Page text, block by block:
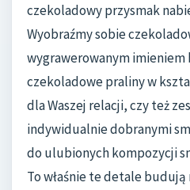
czekoladowy przysmak
Wyobraźmy sobie
wygrawerowanym imieniem
czekoladowe praliny w
dla Waszej relacji, czy też
indywidualnie dobranymi
do ulubionych kompozycji
To właśnie te detale